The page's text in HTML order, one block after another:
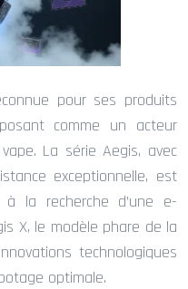
pour ses produits
comme un acteur
La série Aegis, avec
exceptionnelle, est
la recherche d’une e-
X, le modèle phare de la
technologiques
optimale.